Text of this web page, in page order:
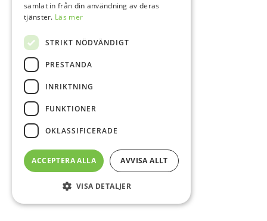
samlat in från din användning av deras
tjänster. Läs mer
STRIKT NÖDVÄNDIGT
PRESTANDA
INRIKTNING
FUNKTIONER
OKLASSIFICERADE
ACCEPTERA ALLA AVVISA ALLT
VISA DETALJER